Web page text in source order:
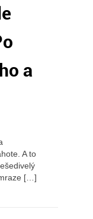
a
A to
[…]